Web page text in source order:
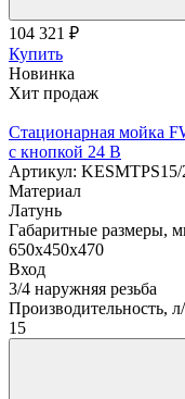
104 321 ₽
Купить
Новинка
Хит продаж
Стационарная мойка
с кнопкой 24 В
Артикул: KESMTPS15/
Материал
Латунь
Габаритные размеры,
650х450х470
Вход
3/4 наружняя резьба
Производительность,
15